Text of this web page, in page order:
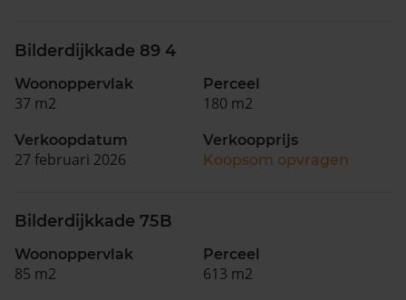
Bilderdijkkade 89 4
Woonoppervlak
37 m2
Perceel
180 m2
Verkoopdatum
27 februari 2026
Verkoopprijs
Koopsom opvragen
Bilderdijkkade 75B
Woonoppervlak
85 m2
Perceel
613 m2